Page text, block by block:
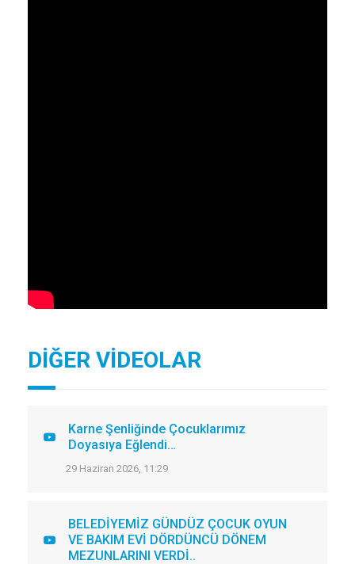
DİĞER VİDEOLAR
Karne Şenliğinde Çocuklarımız
Doyasıya Eğlendi…
29 Haziran 2026, 11:29
BELEDİYEMİZ GÜNDÜZ ÇOCUK OYUN
VE BAKIM EVİ DÖRDÜNCÜ DÖNEM
MEZUNLARINI VERDİ..